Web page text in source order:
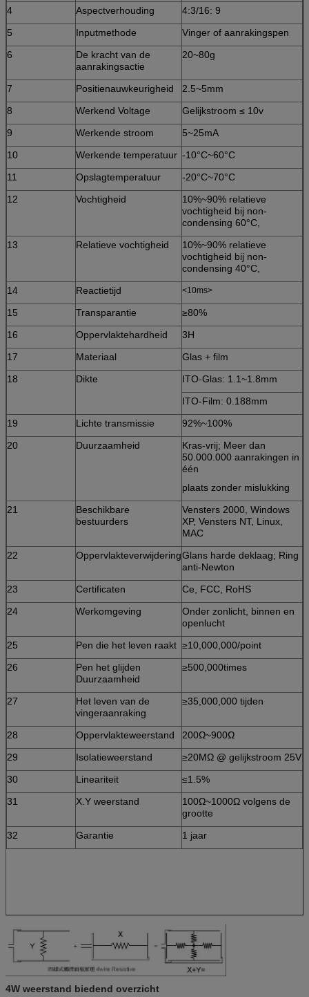
4
Aspectverhouding
4:3/16: 9
5
Inputmethode
Vinger of aanrakingspen
6
De kracht van de
aanrakingsactie
20~80g
7 Positienauwkeurigheid
2.5~5mm
8
Werkend Voltage
Gelijkstroom ≤ 10v
9
Werkende stroom
5~25mA
10
Werkende temperatuur -10°C~60°C
11
Opslagtemperatuur
-20°C~70°C
12
Vochtigheid
10%~90% relatieve
vochtigheid bij non-
condensing 60°C,
13
Relatieve vochtigheid
10%~90% relatieve
vochtigheid bij non-
condensing 40°C,
14
Reactietijd <10ms>
15 Transparantie
≥80%
16
Oppervlaktehardheid
3H
17
Materiaal
Glas + film
18
Dikte
ITO-Glas: 1.1~1.8mm
ITO-Film: 0.188mm
19
Lichte transmissie
92%~100%
20
Duurzaamheid
Kras-vrij; Meer dan
50.000.000 aanrakingen in
één
plaats zonder mislukking
21
Beschikbare
bestuurders
Vensters 2000, Windows
XP, Vensters NT, Linux,
MAC
22
OppervlakteverwijderingGlans harde deklaag; Ring
anti-Newton
23
Certificaten
Ce, FCC, RoHS
24
Werkomgeving
Onder zonlicht, binnen en
openlucht
25
Pen die het leven raakt ≥10,000,000/point
26
Pen het glijden
Duurzaamheid
≥500,000times
27
Het leven van de
vingeraanraking
≥35,000,000 tijden
28 Oppervlakteweerstand
200Ω~900Ω
29
Isolatieweerstand
≥20MΩ @ gelijkstroom 25V
30
Lineariteit
≤1.5%
31
X.Y weerstand
100Ω~1000Ω volgens de
grootte
32
Garantie 1 jaar
4W weerstand biedend overzicht